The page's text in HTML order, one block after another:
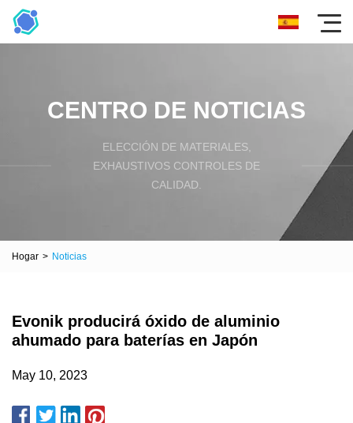
CENTRO DE NOTICIAS
ELECCIÓN DE MATERIALES,
EXHAUSTIVOS CONTROLES DE
CALIDAD.
Hogar > Noticias
Evonik producirá óxido de aluminio
ahumado para baterías en Japón
May 10, 2023